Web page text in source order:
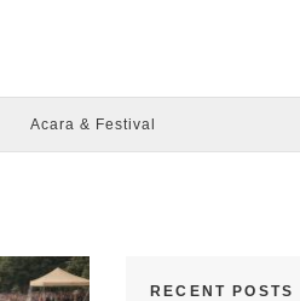
Acara & Festival
RECENT POSTS